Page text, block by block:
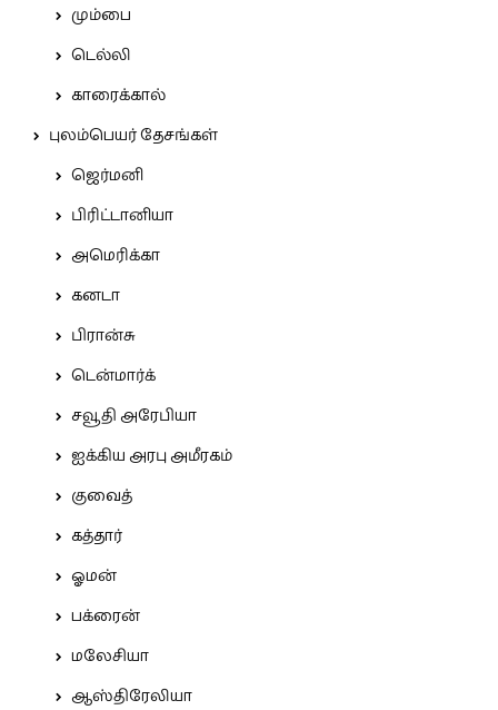
மும்பை
டெல்லி
காரைக்கால்
புலம்பெயர் தேசங்கள்
ஜெர்மனி
பிரிட்டானியா
அமெரிக்கா
கனடா
பிரான்சு
டென்மார்க்
சவூதி அரேபியா
ஐக்கிய அரபு அமீரகம்
குவைத்
கத்தார்
ஓமன்
பக்ரைன்
மலேசியா
ஆஸ்திரேலியா